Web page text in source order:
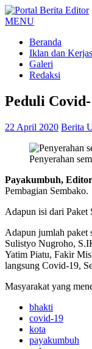
MENU
Beranda
Iklan dan
Galeri
Redaksi
Peduli
22 April 2020 Berita
Penyerahan
Payakumbuh,
Pembagian Sembako.
Adapun isi dari
Adapun jumlah paket
Sulistyo Nugroho,
Yatim Piatu, Fakir
langsung Covid-19,
Masyarakat yang
bhakti
covid-19
kota
payakumbuh